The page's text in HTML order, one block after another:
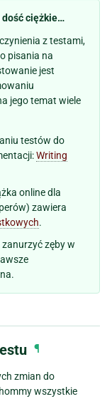
dość ciężkie…
z testami,
pisania na
jest
jego temat wiele
testów do
Writing
online dla
zawiera
.
zęby w
¶
zmian do
wszystkie